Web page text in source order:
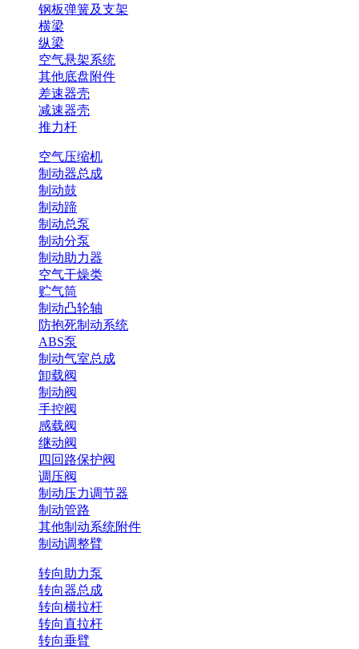
钢板弹簧及支架
横梁
纵梁
空气悬架系统
其他底盘附件
差速器壳
减速器壳
推力杆
空气压缩机
制动器总成
制动鼓
制动蹄
制动总泵
制动分泵
制动助力器
空气干燥类
贮气筒
制动凸轮轴
防抱死制动系统
ABS泵
制动气室总成
卸载阀
制动阀
手控阀
感载阀
继动阀
四回路保护阀
调压阀
制动压力调节器
制动管路
其他制动系统附件
制动调整臂
转向助力泵
转向器总成
转向横拉杆
转向直拉杆
转向垂臂